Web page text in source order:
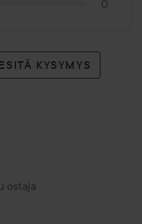
0
KYSYMYS
sitten
ostaja